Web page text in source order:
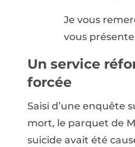
Je vous
vous
Un service
forcée
Saisi d’une enquête
mort, le parquet de
suicide avait été